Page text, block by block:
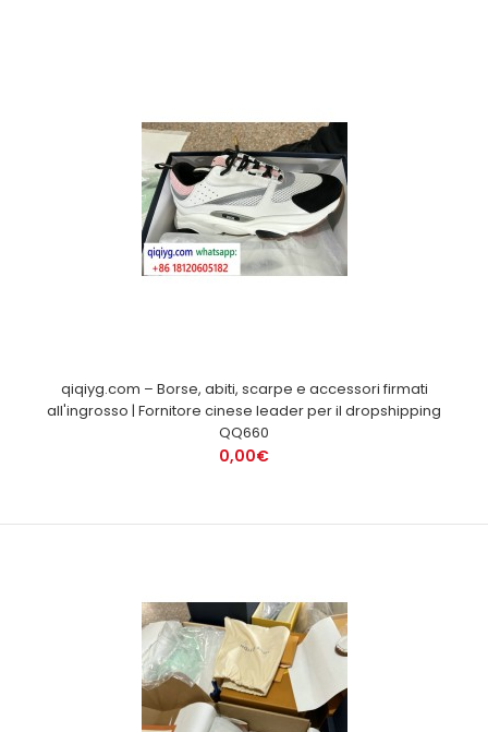
qiqiyg.com – Borse, abiti, scarpe e accessori firmati
all'ingrosso | Fornitore cinese leader per il dropshipping
QQ660
0,00€